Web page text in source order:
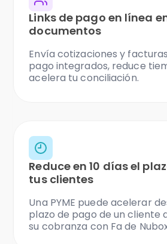
Links de pago en línea
documentos
Envía cotizaciones y
pago integrados, reduce
acelera tu conciliación.
Reduce en 10 días el
tus clientes
Una PYME puede acelerar
plazo de pago de un cliente
su cobranza con Fa de